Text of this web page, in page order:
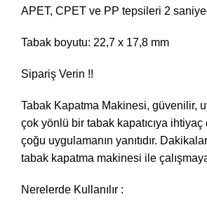
APET, CPET ve PP tepsileri 2
Tabak boyutu: 22,7 x 17,8 mm
Sipariş Verin !!
Tabak Kapatma Makinesi, güvenilir,
çok yönlü bir tabak kapatıcıya
çoğu uygulamanın yanıtıdır.
tabak kapatma makinesi ile çalışmaya
Nerelerde Kullanılır :